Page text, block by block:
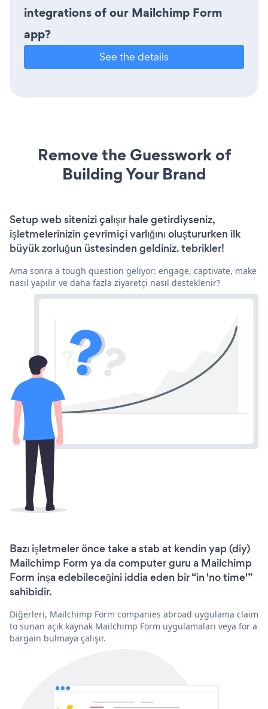
integrations of our Mailchimp Form
app?
See the details
Remove the Guesswork of
Building Your Brand
Setup web sitenizi çalışır hale getirdiyseniz,
işletmelerinizin çevrimiçi varlığını oluştururken ilk
büyük zorluğun üstesinden geldiniz. tebrikler!
Ama sonra a tough question geliyor: engage, captivate, make
nasıl yapılır ve daha fazla ziyaretçi nasıl desteklenir?
Bazı işletmeler önce take a stab at kendin yap (diy)
Mailchimp Form ya da computer guru a Mailchimp
Form inşa edebileceğini iddia eden bir “in 'no time'”
sahibidir.
Diğerleri, Mailchimp Form companies abroad uygulama claim
to sunan açık kaynak Mailchimp Form uygulamaları veya for a
bargain bulmaya çalışır.